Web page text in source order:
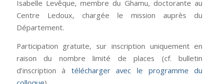
Isabelle Levêque, membre du Ghamu, doctorante au
Centre Ledoux, chargée le mission auprès du
Département.
Participation gratuite, sur inscription uniquement en
raison du nombre limité de places (cf. bulletin
d’inscription à télécharger avec le programme du